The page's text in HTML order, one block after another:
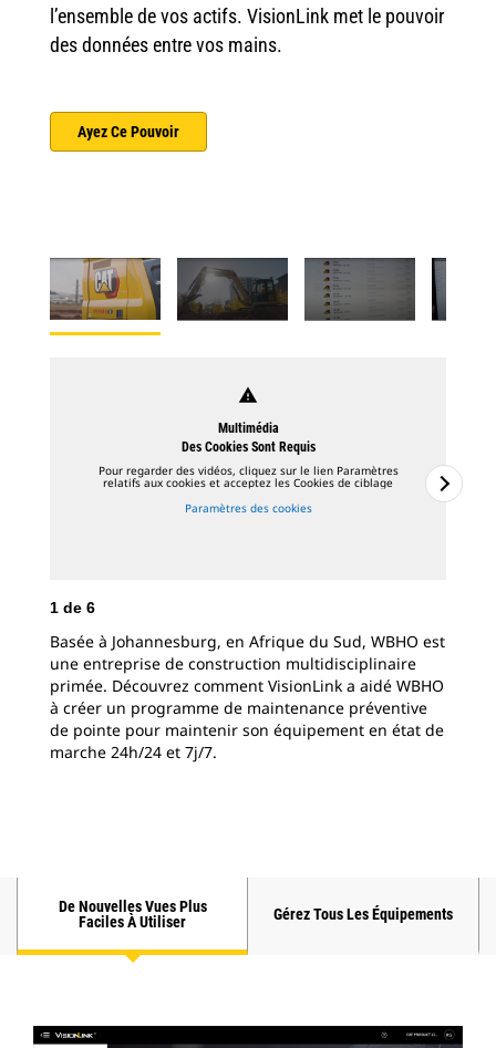
l’ensemble de vos actifs. VisionLink met le pouvoir
des données entre vos mains.
Ayez Ce Pouvoir
warning
Multimédia
Des Cookies Sont Requis
Pour regarder des vidéos, cliquez sur le lien Paramètres
relatifs aux cookies et acceptez les Cookies de ciblage
Paramètres des cookies
1 de 6
Basée à Johannesburg, en Afrique du Sud, WBHO est
une entreprise de construction multidisciplinaire
primée. Découvrez comment VisionLink a aidé WBHO
à créer un programme de maintenance préventive
de pointe pour maintenir son équipement en état de
marche 24h/24 et 7j/7.
De Nouvelles Vues Plus
Faciles À Utiliser
Gérez Tous Les Équipements